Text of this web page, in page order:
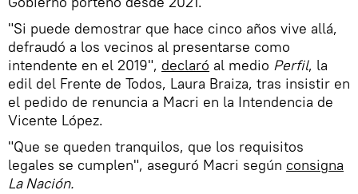
"Si puede demostrar que hace cinco años vive allá,
defraudó a los vecinos al presentarse como
intendente en el 2019", declaró al medio Perfil, la
edil del Frente de Todos, Laura Braiza, tras insistir en
el pedido de renuncia a Macri en la Intendencia de
Vicente López.
"Que se queden tranquilos, que los requisitos
legales se cumplen", aseguró Macri según consigna
La Nación.